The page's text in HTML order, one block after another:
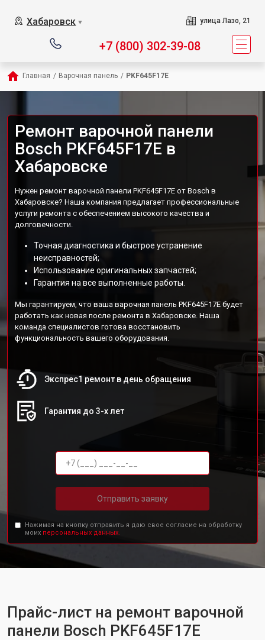
Хабаровск ▼ улица Лазо, 21
+7 (800) 302-39-08
Главная / Варочная панель / PKF645F17E
Ремонт варочной панели
Bosch PKF645F17E в
Хабаровске
Нужен ремонт варочной панели PKF645F17E от Bosch в
Хабаровске? Наша компания предлагает профессиональные
услуги ремонта с обеспечением высокого качества и
долговечности.
Точная диагностика и быстрое устранение
неисправностей;
Использование оригинальных запчастей;
Гарантия на все выполненные работы.
Мы гарантируем, что ваша варочная панель PKF645F17E будет
работать как новая после ремонта в Хабаровске. Наша
команда специалистов готова восстановить
функциональность вашего оборудования.
Экспрес1 ремонт в день обращения
Гарантия до 3-х лет
Отправить заявку
Нажимая на кнопку отправить я даю свое согласие на обработку
моих персональных данных.
Прайс-лист на ремонт варочной
панели Bosch PKF645F17E